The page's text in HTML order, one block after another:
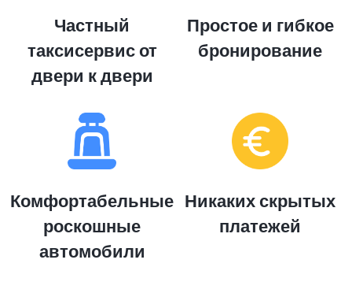
Частный
таксисервис от
двери к двери
Простое и гибкое
бронирование
Комфортабельные
роскошные
автомобили
Никаких скрытых
платежей